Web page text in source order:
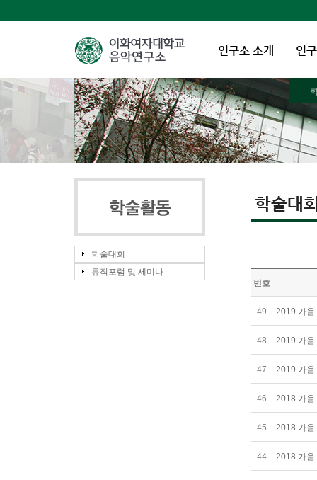
연구소 소개 연
학술대회
뮤직포럼 및 세미나
번호
49 2019 가을
48 2019 가을
47 2019 가을
46 2018 가을
45 2018 가을
44 2018 가을
학술대